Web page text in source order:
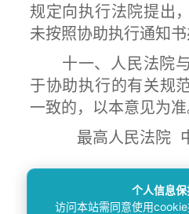
规定向执行法院提出
未按照协助执行通知书
十一、人民法院与
于协助执行的有关规
一致的，以本意见为准
最高人民法院 中
个人信息
访问本站需同意使用cookie